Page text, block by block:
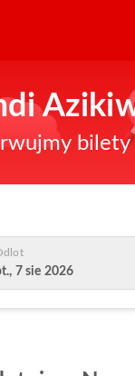
bilety
7 sie 2026